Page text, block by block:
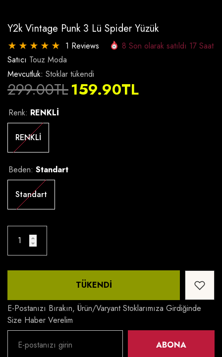
Y2k Vintage Punk 3 Lü Spider Yüzük
1 Reviews 8 Son olarak satıldı 17 Saat
Satıcı Touz Moda
Mevcutluk: Stoklar tükendi
299.00TL159.90TL
Renk: RENKLİ
RENKLİ
Beden: Standart
Standart
TÜKENDI
E-Postanızı Bırakın, Ürün/varyant Stoklarımıza Girdiğinde
Size Haber Verelim
ABONA